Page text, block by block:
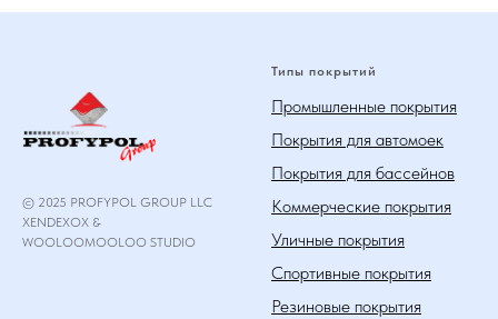
© 2025 PROFYPOL GROUP LLC
XENDEXOX &
WOOLOOMOOLOO STUDIO
Типы покрытий
Промышленные покрытия
Покрытия для автомоек
Покрытия для бассейнов
Коммерческие покрытия
Уличные покрытия
Спортивные покрытия
Резиновые покрытия